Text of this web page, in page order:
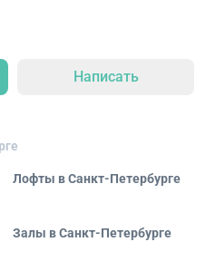
Написать
Лофты в Санкт-Петербурге
Залы в Санкт-Петербурге